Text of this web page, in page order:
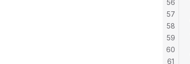
56
57
58
59
60
61